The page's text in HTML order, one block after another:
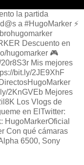
la partida
a #HugoMarker ⚡️
Descuento en
hugomarker 🎮
Mis mejores
bit.ly/2JE9XhF
2KnGVEb Mejores
Los Vlogs de
en ElTwitter:
HugoMarkerOficial
Con qué cámaras
6500, Sony